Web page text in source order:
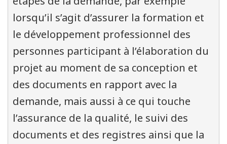
lorsqu’il s’agit d’assurer la formation et
le développement professionnel des
personnes participant à l’élaboration du
projet au moment de sa conception et
des documents en rapport avec la
demande, mais aussi à ce qui touche
l’assurance de la qualité, le suivi des
documents et des registres ainsi que la